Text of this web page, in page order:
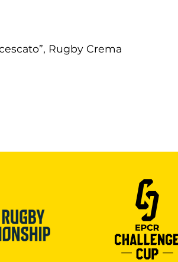
Rugby Crema